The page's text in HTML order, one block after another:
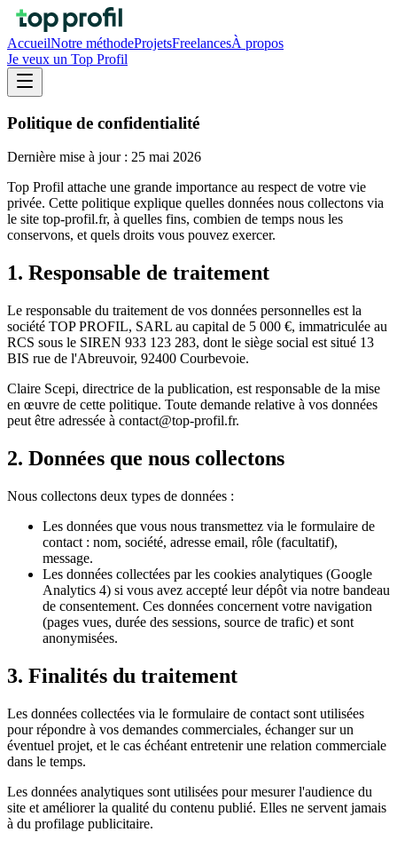
AccueilNotre méthodeProjetsFreelancesÀ propos
Je veux un Top Profil
Politique de confidentialité
Dernière mise à jour : 25 mai 2026
Top Profil attache une grande importance au respect de votre vie
privée. Cette politique explique quelles données nous collectons via
le site top-profil.fr, à quelles fins, combien de temps nous les
conservons, et quels droits vous pouvez exercer.
1. Responsable de traitement
Le responsable du traitement de vos données personnelles est la
société TOP PROFIL, SARL au capital de 5 000 €, immatriculée au
RCS sous le SIREN 933 123 283, dont le siège social est situé 13
BIS rue de l'Abreuvoir, 92400 Courbevoie.
Claire Scepi, directrice de la publication, est responsable de la mise
en œuvre de cette politique. Toute demande relative à vos données
peut être adressée à contact@top-profil.fr.
2. Données que nous collectons
Nous collectons deux types de données :
Les données que vous nous transmettez via le formulaire de
contact : nom, société, adresse email, rôle (facultatif),
message.
Les données collectées par les cookies analytiques (Google
Analytics 4) si vous avez accepté leur dépôt via notre bandeau
de consentement. Ces données concernent votre navigation
(pages vues, durée des sessions, source de trafic) et sont
anonymisées.
3. Finalités du traitement
Les données collectées via le formulaire de contact sont utilisées
pour répondre à vos demandes commerciales, échanger sur un
éventuel projet, et le cas échéant entretenir une relation commerciale
dans le temps.
Les données analytiques sont utilisées pour mesurer l'audience du
site et améliorer la qualité du contenu publié. Elles ne servent jamais
à du profilage publicitaire.